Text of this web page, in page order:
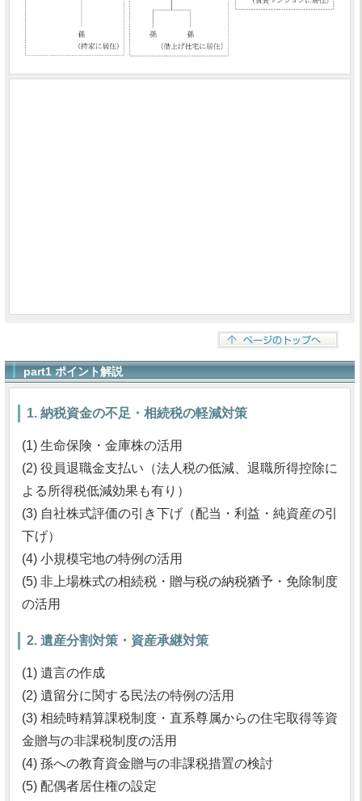
part1 ポイント解説
1. 納税資金の不足・相続税の軽減対策
(1) 生命保険・金庫株の活用
(2) 役員退職金支払い（法人税の低減、退職所得控除に
よる所得税低減効果も有り）
(3) 自社株式評価の引き下げ（配当・利益・純資産の引
下げ）
(4) 小規模宅地の特例の活用
(5) 非上場株式の相続税・贈与税の納税猶予・免除制度
の活用
2. 遺産分割対策・資産承継対策
(1) 遺言の作成
(2) 遺留分に関する民法の特例の活用
(3) 相続時精算課税制度・直系尊属からの住宅取得等資
金贈与の非課税制度の活用
(4) 孫への教育資金贈与の非課税措置の検討
(5) 配偶者居住権の設定